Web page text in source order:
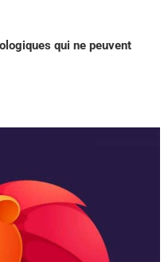
qui ne peuvent